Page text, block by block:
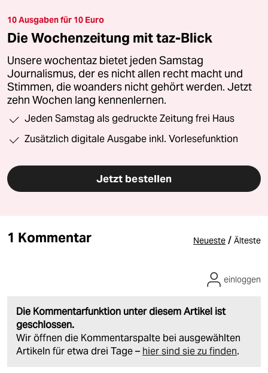
10 Ausgaben für 10 Euro
Die Wochenzeitung mit taz-Blick
Unsere wochentaz bietet jeden Samstag
Journalismus, der es nicht allen recht macht und
Stimmen, die woanders nicht gehört werden. Jetzt
zehn Wochen lang kennenlernen.
Jeden Samstag als gedruckte Zeitung frei Haus
Zusätzlich digitale Ausgabe inkl. Vorlesefunktion
Jetzt bestellen
1 Kommentar Neueste / Älteste
Die Kommentarfunktion unter diesem Artikel ist
geschlossen.
Wir öffnen die Kommentarspalte bei ausgewählten
Artikeln für etwa drei Tage – hier sind sie zu finden.
einloggen